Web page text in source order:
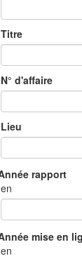
Titre
N° d'affaire
Lieu
en
en